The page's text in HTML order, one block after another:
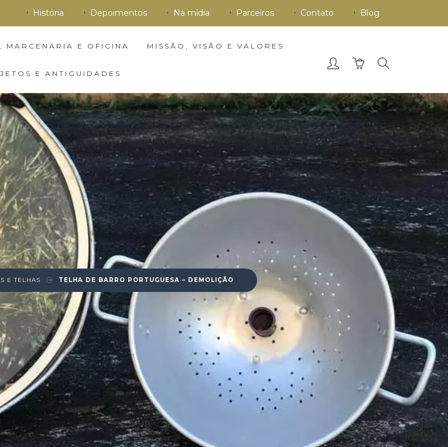
História Depoimentos Na mídia Parceiros Contato Blog
MARCENARIA E OFICINA MISSÃO, VISÃO E VALORES
E ANTIGUIDADES
E TELHAS TELHA DE BARRO PORTUGUESA – DEMOLIÇÃO